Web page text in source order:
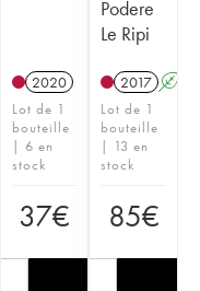
2020
Lot de 1
bouteille
| 6 en
stock
37€
Podere
Le Ripi
2017 A
Lot de 1
bouteille
| 13 en
stock
85€